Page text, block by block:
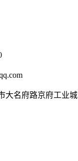
大名府路京府工业城